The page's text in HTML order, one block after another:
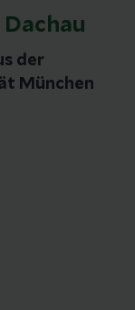
der
München